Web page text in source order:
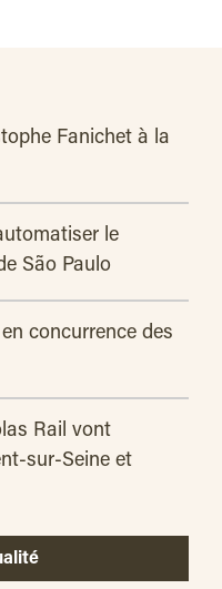
Fanichet à la
le
São Paulo
concurrence des
Rail vont
sur-Seine et